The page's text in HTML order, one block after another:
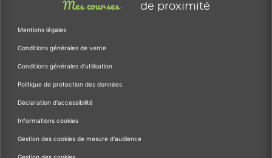
Mes courses de proximité
Mentions légales
Conditions générales de vente
Conditions générales d'utilisation
Politique de protection des données
Déclaration d'accessibilité
Informations cookies
Gestion des cookies de mesure d'audience